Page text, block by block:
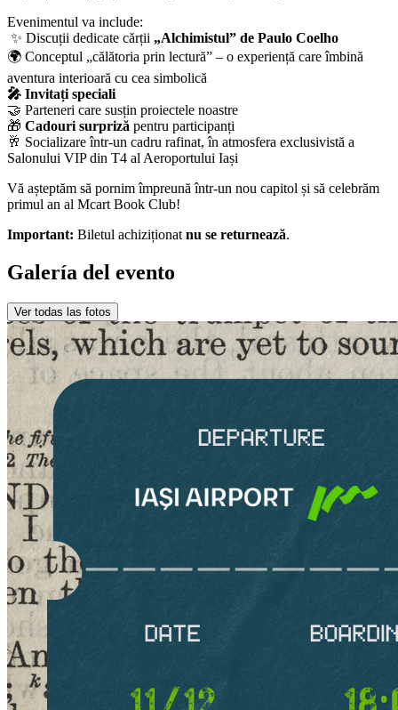
Evenimentul va include:
✨ Discuții dedicate cărții „Alchimistul” de Paulo Coelho
🌍 Conceptul „călătoria prin lectură” – o experiență care îmbină
aventura interioară cu cea simbolică
🎤 Invitați speciali
🤝 Parteneri care susțin proiectele noastre
🎁 Cadouri surpriză pentru participanți
🥂 Socializare într-un cadru rafinat, în atmosfera exclusivistă a
Salonului VIP din T4 al Aeroportului Iași
Vă așteptăm să pornim împreună într-un nou capitol și să celebrăm
primul an al Mcart Book Club!
Important: Biletul achiziționat nu se returnează.
Galería del evento
Ver todas las fotos